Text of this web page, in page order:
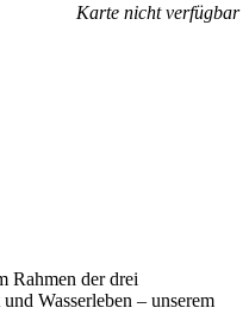
Karte nicht verfügbar
Rahmen der drei
Wasserleben – unserem